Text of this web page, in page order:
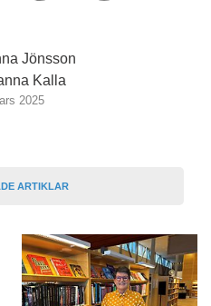
Jönsson
Kalla
2025
ARTIKLAR